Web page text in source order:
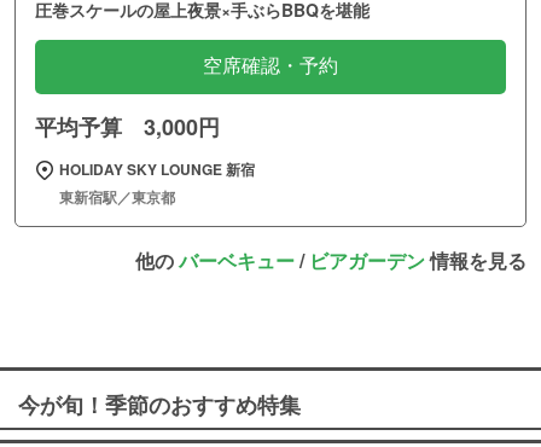
圧巻スケールの屋上夜景×手ぶらBBQを堪能
空席確認・予約
平均予算 3,000円
HOLIDAY SKY LOUNGE 新宿
東新宿駅／東京都
他のバーベキュー/ ビアガーデン情報を見る
今が旬！季節のおすすめ特集